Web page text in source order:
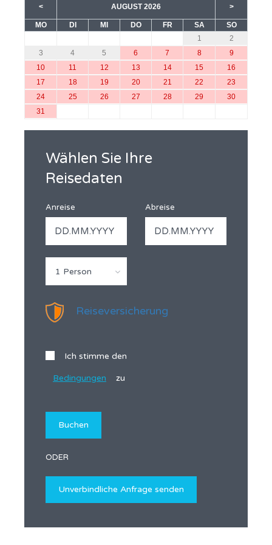
< AUGUST 2026 >
MO DI MI DO FR SA
SO
1
2
3
4 5 6 7 8
9
10
11 12 13 14 15
16
17
18 19 20 21 22
23
24
25 26 27 28 29
30
31
Wählen Sie Ihre
Reisedaten
Anreise Abreise
1 Person
Reiseversicherung
Ich stimme den
Bedingungen zu
ODER